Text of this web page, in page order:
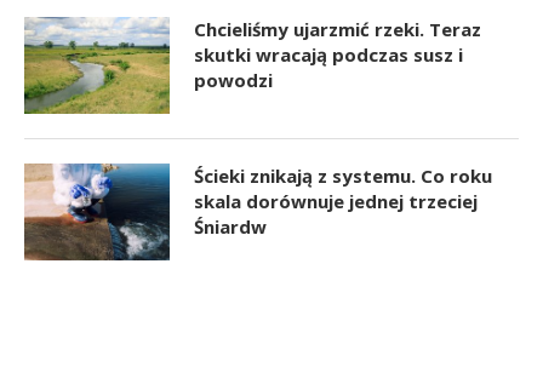
Chcieliśmy ujarzmić rzeki. Teraz
skutki wracają podczas susz i
powodzi
Ścieki znikają z systemu. Co roku
skala dorównuje jednej trzeciej
Śniardw